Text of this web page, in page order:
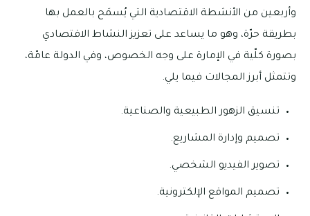
وأربعين من الأنشطة الاقتصادية التي يُسمَح بالعمل بها
بطريقة حرّة، وهو ما يساعد على تعزيز النشاط الاقتصادي
بصورة كلّية في الإمارة على وجه الخصوص، وفي الدولة عامّة،
وتتمثل أبرز المجالات فيما يلي.
تنسيق الزهور الطبيعية والصناعية.
تصميم وإدارة المشاريع.
تصوير الفيديو الشخصي.
تصميم المواقع الإلكترونية.